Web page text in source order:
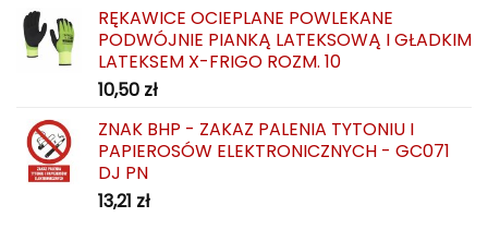
RĘKAWICE OCIEPLANE POWLEKANE
PODWÓJNIE PIANKĄ LATEKSOWĄ I GŁADKIM
LATEKSEM X-FRIGO ROZM. 10
10,50 zł
ZNAK BHP - ZAKAZ PALENIA TYTONIU I
PAPIEROSÓW ELEKTRONICZNYCH - GC071
DJ PN
13,21 zł